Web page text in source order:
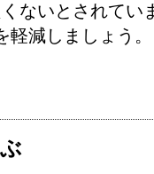
ないとされてい
減しましょう。